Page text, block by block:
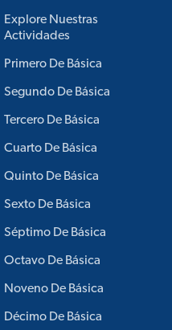
Explore Nuestras
Actividades
Primero De Básica
Segundo De Básica
Tercero De Básica
Cuarto De Básica
Quinto De Básica
Sexto De Básica
Séptimo De Básica
Octavo De Básica
Noveno De Básica
Décimo De Básica